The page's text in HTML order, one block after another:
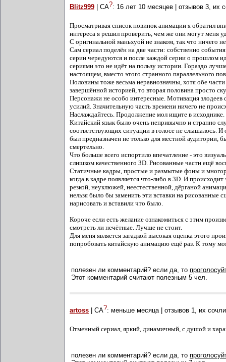
Blitz999 | СА?: 16 лет 10 месяцев | отзывов 3, их
Просматривая список новинок анимации я обратил
интереса я решил проверить, чем же они могут меня
С оригинальной маньхуой не знаком, так что ничего
Сам сериал поделён на две части: собственно
серии чередуются и после каждой серии о прошлом
сериями это не идёт на пользу истории. Гораздо
настоящем, вместо этого странного параллельного
Половины тоже весьма неравнозначны, хотя обе
завершённой историей, то вторая половина просто
Персонажи не особо интересные. Мотивация злодеев
усилий. Значительную часть времени ничего не
Наслаждайтесь. Продолжение мол ищите в исходнике.
Китайский язык было очень непривычно и странно
соответствующих ситуации в голосе не слышалось. И
был предназначен не только для местной аудитории,
смертельно.
Что больше всего испортило впечатление - это
слишком качественного 3D. Рисованные части ещё
Статичные кадры, простые и размытые фоны и
когда в кадре появляется что-либо в 3D. И
резкой, неуклюжей, неестественной, дёрганой
нельзя было бы заменить эти вставки на
нарисовать и вставили что было.
Короче если есть желание ознакомиться с этим
смотреть ли нечётные. Лучше не стоит.
Для меня является загадкой высокая оценка этого
попробовать китайскую анимацию ещё раз. К тому
полезен ли комментарий? если да, то
Этот комментарий считают полезным 5 чел.
artoss | СА?: меньше месяца| отзывов 1, их
Отменный сериал, яркий, динамичный, с душой и
полезен ли комментарий? если да, то